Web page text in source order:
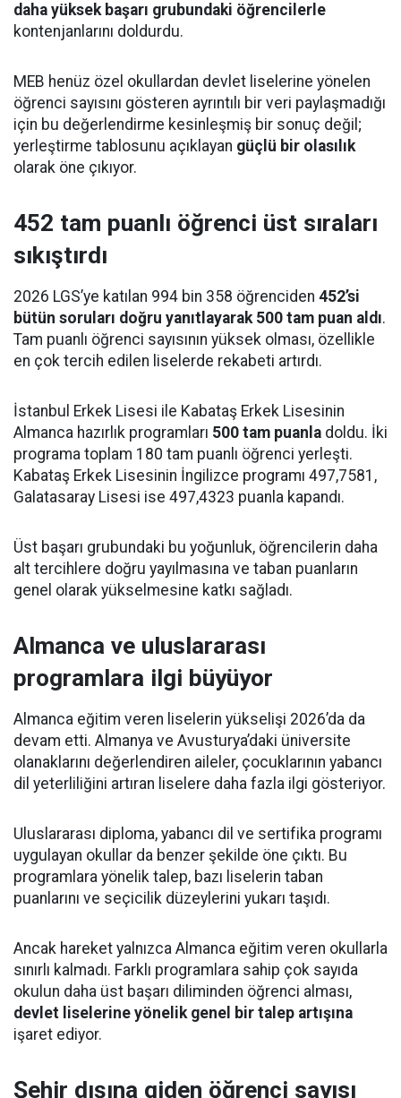
daha yüksek başarı grubundaki öğrencilerle
kontenjanlarını doldurdu.
MEB henüz özel okullardan devlet liselerine yönelen
öğrenci sayısını gösteren ayrıntılı bir veri paylaşmadığı
için bu değerlendirme kesinleşmiş bir sonuç değil;
yerleştirme tablosunu açıklayan güçlü bir olasılık
olarak öne çıkıyor.
452 tam puanlı öğrenci üst sıraları
sıkıştırdı
2026 LGS’ye katılan 994 bin 358 öğrenciden 452’si
bütün soruları doğru yanıtlayarak 500 tam puan aldı.
Tam puanlı öğrenci sayısının yüksek olması, özellikle
en çok tercih edilen liselerde rekabeti artırdı.
İstanbul Erkek Lisesi ile Kabataş Erkek Lisesinin
Almanca hazırlık programları 500 tam puanla doldu. İki
programa toplam 180 tam puanlı öğrenci yerleşti.
Kabataş Erkek Lisesinin İngilizce programı 497,7581,
Galatasaray Lisesi ise 497,4323 puanla kapandı.
Üst başarı grubundaki bu yoğunluk, öğrencilerin daha
alt tercihlere doğru yayılmasına ve taban puanların
genel olarak yükselmesine katkı sağladı.
Almanca ve uluslararası
programlara ilgi büyüyor
Almanca eğitim veren liselerin yükselişi 2026’da da
devam etti. Almanya ve Avusturya’daki üniversite
olanaklarını değerlendiren aileler, çocuklarının yabancı
dil yeterliliğini artıran liselere daha fazla ilgi gösteriyor.
Uluslararası diploma, yabancı dil ve sertifika programı
uygulayan okullar da benzer şekilde öne çıktı. Bu
programlara yönelik talep, bazı liselerin taban
puanlarını ve seçicilik düzeylerini yukarı taşıdı.
Ancak hareket yalnızca Almanca eğitim veren okullarla
sınırlı kalmadı. Farklı programlara sahip çok sayıda
okulun daha üst başarı diliminden öğrenci alması,
devlet liselerine yönelik genel bir talep artışına
işaret ediyor.
Şehir dışına giden öğrenci sayısı